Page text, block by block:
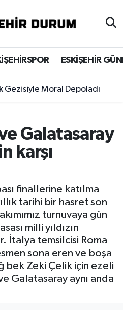
ESKİŞEHİR
Gezisiyle Moral Depoladı
Galatasaray
karşı
finallerine katılma
tarihi bir hasret son
turnuvaya gün
milli yıldızın
İtalya temsilcisi Roma
sona eren ve boşa
bek Zeki Çelik için ezeli
Galatasaray aynı anda
Haritası
ve Fikstür